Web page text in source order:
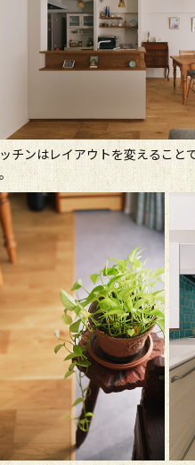
チンはレイアウトを変えること